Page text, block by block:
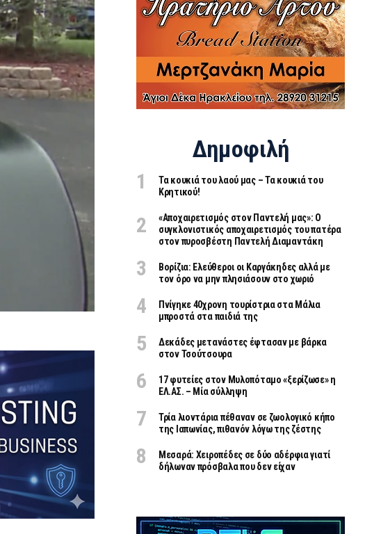
Δημοφιλή
Τα κουκιά του λαού μας – Τα κουκιά του
Κρητικού!
«Aποχαιρετισμός στον Παντελή μας»: Ο
συγκλονιστικός αποχαιρετισμός του πατέρα
στον πυροσβέστη Παντελή Διαμαντάκη
Βορίζια: Ελεύθεροι οι Καργάκηδες αλλά με
τον όρο να μην πλησιάσουν στο χωριό
Πνίγηκε 40χρονη τουρίστρια στα Μάλια
μπροστά στα παιδιά της
Δεκάδες μετανάστες έφτασαν με βάρκα
στον Τσούτσουρα
17 φυτείες στον Μυλοπόταμο «ξερίζωσε» η
ΕΛ.ΑΣ. – Μία σύλληψη
Τρία λιοντάρια πέθαναν σε ζωολογικό κήπο
της Ιαπωνίας, πιθανόν λόγω της ζέστης
Μεσαρά: Χειροπέδες σε δύο αδέρφια γιατί
δήλωναν πρόσβαλα που δεν είχαν